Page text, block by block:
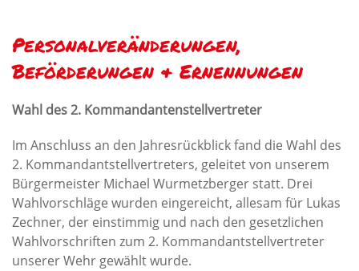
Personalveränderungen,
Beförderungen & Ernennungen
Wahl des 2. Kommandantenstellvertreter
Im Anschluss an den Jahresrückblick fand die Wahl des
2. Kommandantstellvertreters, geleitet von unserem
Bürgermeister Michael Wurmetzberger statt. Drei
Wahlvorschläge wurden eingereicht, allesam für Lukas
Zechner, der einstimmig und nach den gesetzlichen
Wahlvorschriften zum 2. Kommandantstellvertreter
unserer Wehr gewählt wurde.